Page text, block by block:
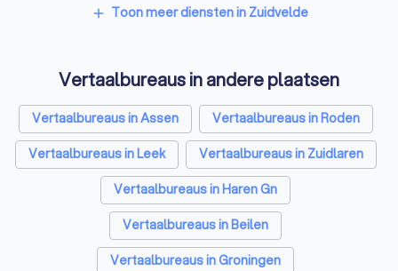
Online marketing bureaus in Zuidvelde
SEO-specialisten in Zuidvelde
Grafisch ontwerpers in Zuidvelde
Reclamebureaus in Zuidvelde
Accountants in Zuidvelde
add Toon meer diensten in Zuidvelde
Vertaalbureaus in andere plaatsen
Vertaalbureaus in Assen
Vertaalbureaus in Roden
Vertaalbureaus in Leek
Vertaalbureaus in Zuidlaren
Vertaalbureaus in Haren Gn
Vertaalbureaus in Beilen
Vertaalbureaus in Groningen